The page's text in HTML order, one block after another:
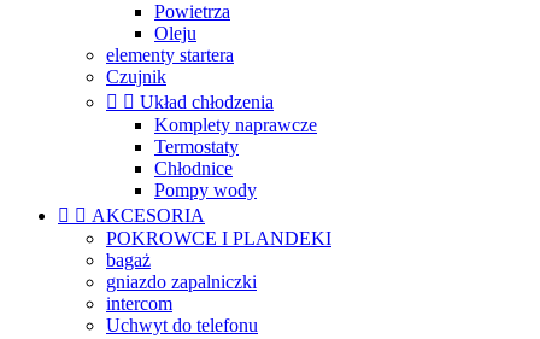
Powietrza
Oleju
elementy startera
Czujnik
  Układ chłodzenia
Komplety naprawcze
Termostaty
Chłodnice
Pompy wody
  AKCESORIA
POKROWCE I PLANDEKI
bagaż
gniazdo zapalniczki
intercom
Uchwyt do telefonu